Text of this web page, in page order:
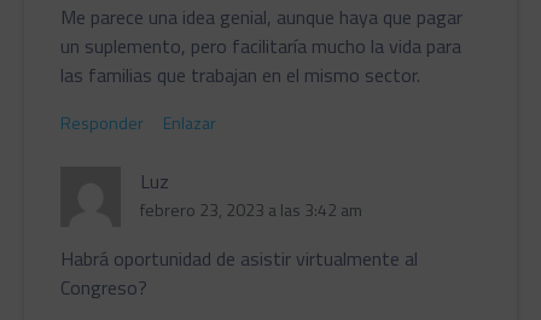
Me parece una idea genial, aunque haya que pagar
un suplemento, pero facilitaría mucho la vida para
las familias que trabajan en el mismo sector.
Responder Enlazar
Luz
febrero 23, 2023 a las 3:42 am
Habrá oportunidad de asistir virtualmente al
Congreso?